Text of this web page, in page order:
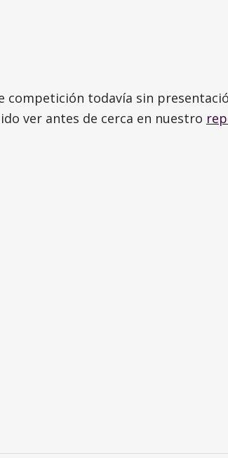
competición todavía sin
ver antes de cerca en nuestro